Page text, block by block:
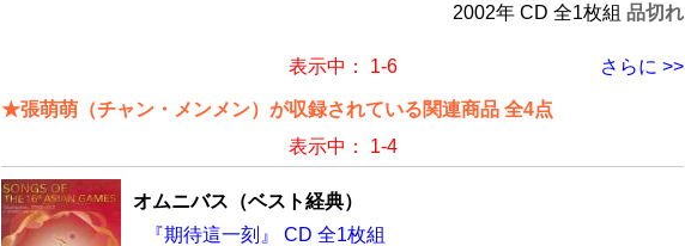
2002年 CD 全1枚組 品切れ
さらに >>
表示中： 1-6
★張萌萌（チャン・メンメン）が収録されている関連商品 全4点
表示中： 1-4
オムニバス（ベスト経典）
『期待這一刻』 CD 全1枚組